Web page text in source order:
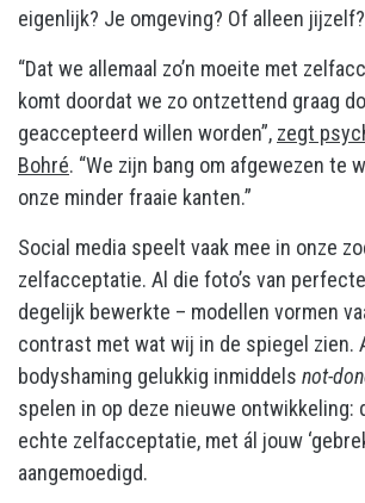
eigenlijk? Je omgeving? Of alleen jijzelf?
“Dat we allemaal zo’n moeite met
komt doordat we zo ontzettend graag
geaccepteerd willen worden”, zegt
Bohré. “We zijn bang om afgewezen te
onze minder fraaie kanten.”
Social media speelt vaak mee in onze
zelfacceptatie. Al die foto’s van
degelijk bewerkte – modellen vormen
contrast met wat wij in de spiegel zien.
bodyshaming gelukkig inmiddels not-
spelen in op deze nieuwe ontwikkeling:
echte zelfacceptatie, met ál jouw
aangemoedigd.